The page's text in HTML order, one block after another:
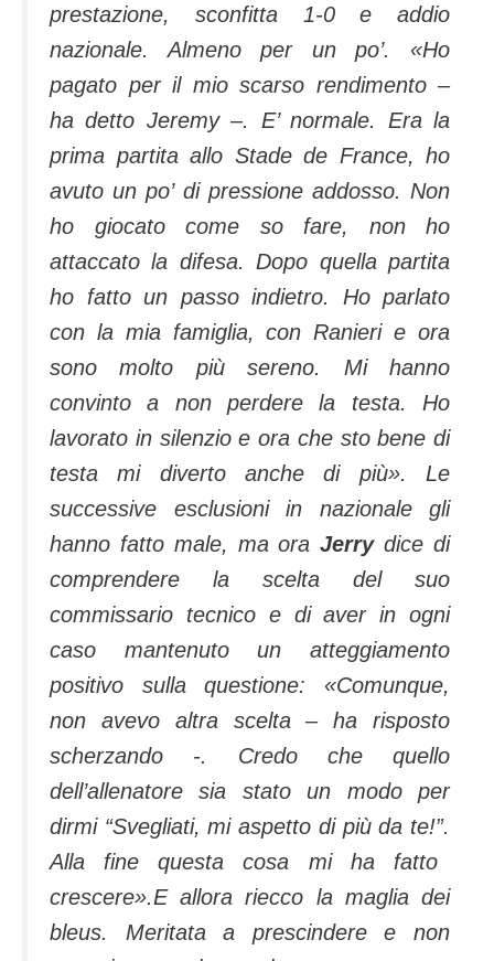
prestazione, sconfitta 1-0 e addio
nazionale. Almeno per un po’. «Ho
pagato per il mio scarso rendimento –
ha detto Jeremy –. E’ normale. Era la
prima partita allo Stade de France, ho
avuto un po’ di pressione addosso. Non
ho giocato come so fare, non ho
attaccato la difesa. Dopo quella partita
ho fatto un passo indietro. Ho parlato
con la mia famiglia, con Ranieri e ora
sono molto più sereno. Mi hanno
convinto a non perdere la testa. Ho
lavorato in silenzio e ora che sto bene di
testa mi diverto anche di più».
Le
successive esclusioni in nazionale gli
hanno fatto male, ma oraJerrydice di
comprendere la scelta del suo
commissario tecnico e di aver in ogni
caso mantenuto un atteggiamento
positivo sulla questione: «Comunque,
non avevo altra scelta –ha risposto
scherzando -. Credo che quello
dell’allenatore sia stato un modo per
dirmi “Svegliati, mi aspetto di più da te!”.
Alla fine questa cosa mi ha fatto
crescere».E allora riecco la maglia dei
bleus. Meritata a prescindere e non